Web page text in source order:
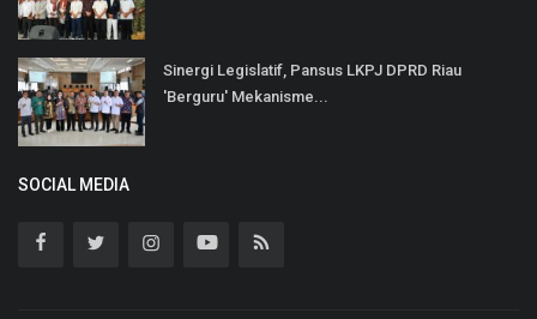
Sinergi Legislatif, Pansus LKPJ DPRD Riau
'Berguru' Mekanisme...
SOCIAL MEDIA